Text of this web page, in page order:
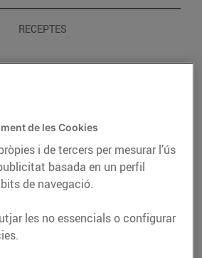
RECEPTES
de les Cookies
i de tercers per mesurar l’ús
basada en un perfil
de navegació.
les no essencials o configurar